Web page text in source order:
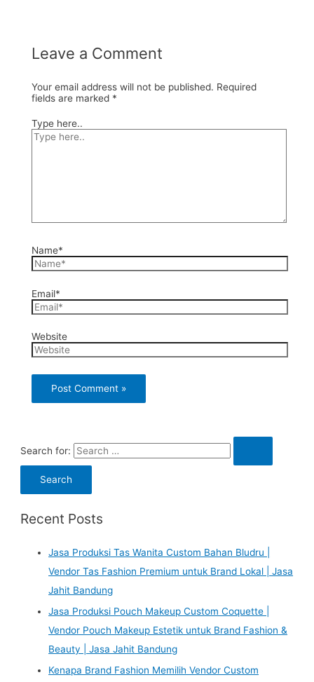
Leave a Comment
Your email address will not be published. Required
fields are marked *
Type here..
Name*
Email*
Website
Search for:
Recent Posts
Jasa Produksi Tas Wanita Custom Bahan Bludru |
Vendor Tas Fashion Premium untuk Brand Lokal | Jasa
Jahit Bandung
Jasa Produksi Pouch Makeup Custom Coquette |
Vendor Pouch Makeup Estetik untuk Brand Fashion &
Beauty | Jasa Jahit Bandung
Kenapa Brand Fashion Memilih Vendor Custom